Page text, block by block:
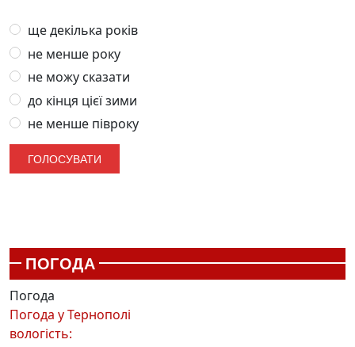
ще декілька років
не менше року
не можу сказати
до кінця цієї зими
не менше півроку
ПОГОДА
Погода
Погода уТернополі
вологість: